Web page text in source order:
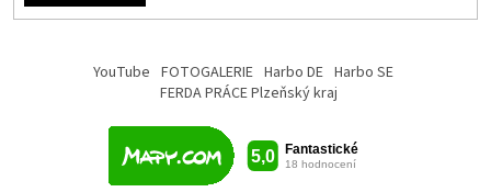
YouTube FOTOGALERIE Harbo DE Harbo SE
FERDA PRÁCE Plzeňský kraj